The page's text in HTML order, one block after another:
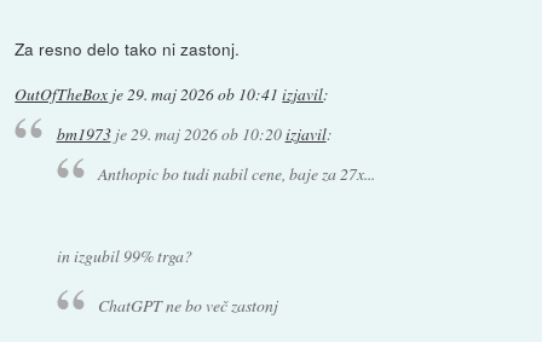
Za resno delo tako ni zastonj.
OutOfTheBox je 29. maj 2026 ob 10:41 izjavil:
bm1973je29. maj 2026 ob 10:20izjavil:
Anthopic bo tudi nabil cene, baje za 27x...
in izgubil 99% trga?
ChatGPT ne bo več zastonj